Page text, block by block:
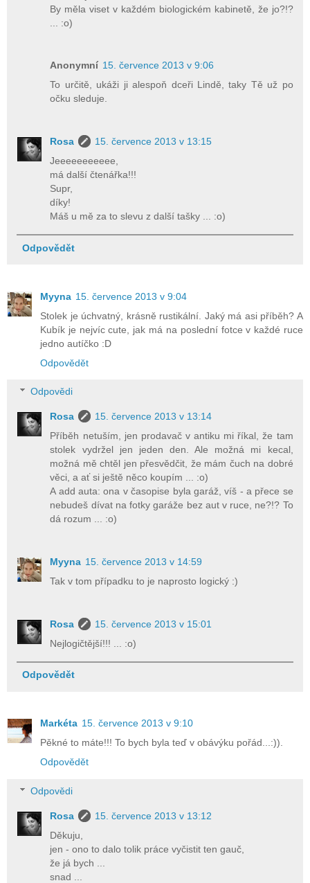
By měla viset v každém biologickém kabinetě, že jo?!?
... :o)
Anonymní 15. července 2013 v 9:06
To určitě, ukáži ji alespoň dceři Lindě, taky Tě už po
očku sleduje.
Rosa
15. července 2013 v 13:15
Jeeeeeeeeeee,
má další čtenářka!!!
Supr,
díky!
Máš u mě za to slevu z další tašky ... :o)
Odpovědět
Myyna 15. července 2013 v 9:04
Stolek je úchvatný, krásně rustikální. Jaký má asi příběh? A
Kubík je nejvíc cute, jak má na poslední fotce v každé ruce
jedno autíčko :D
Odpovědět
Odpovědi
Rosa
15. července 2013 v 13:14
Příběh netuším, jen prodavač v antiku mi říkal, že tam
stolek vydržel jen jeden den. Ale možná mi kecal,
možná mě chtěl jen přesvědčit, že mám čuch na dobré
věci, a ať si ještě něco koupím ... :o)
A add auta: ona v časopise byla garáž, víš - a přece se
nebudeš dívat na fotky garáže bez aut v ruce, ne?!? To
dá rozum ... :o)
Myyna 15. července 2013 v 14:59
Tak v tom případku to je naprosto logický :)
Rosa
15. července 2013 v 15:01
Nejlogičtější!!! ... :o)
Odpovědět
Markéta 15. července 2013 v 9:10
Pěkné to máte!!! To bych byla teď v obávýku pořád...:)).
Odpovědět
Odpovědi
Rosa
15. července 2013 v 13:12
Děkuju,
jen - ono to dalo tolik práce vyčistit ten gauč,
že já bych ...
snad ...